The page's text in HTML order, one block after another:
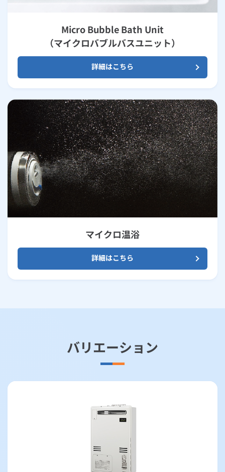
Micro Bubble Bath Unit
（マイクロバブルバスユニット）
詳細はこちら
マイクロ温浴
詳細はこちら
バリエーション